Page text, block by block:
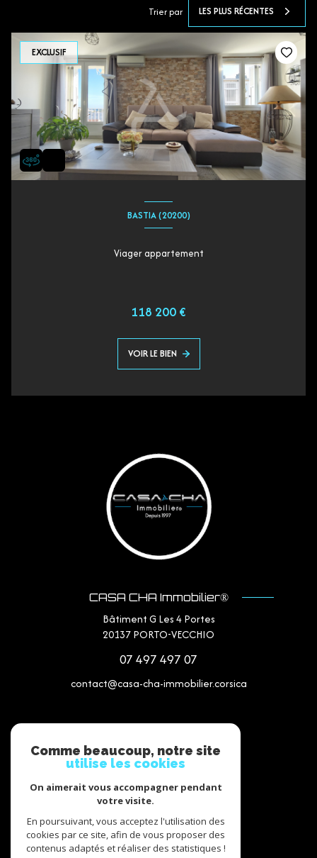
Trier par LES PLUS RÉCENTES
EXCLUSIF
BASTIA (20200)
Viager appartement
118 200 €
VOIR LE BIEN
CASA CHA Immobilier®
Bâtiment G Les 4 Portes
20137PORTO-VECCHIO
07 497 497 07
contact@casa-cha-immobilier.corsica
Nous suivre
Comme beaucoup, notre site
utilise les cookies
On aimerait vous accompagner pendant
votre visite.
En poursuivant, vous acceptez l'utilisation des
cookies par ce site, afin de vous proposer des
contenus adaptés et réaliser des statistiques !